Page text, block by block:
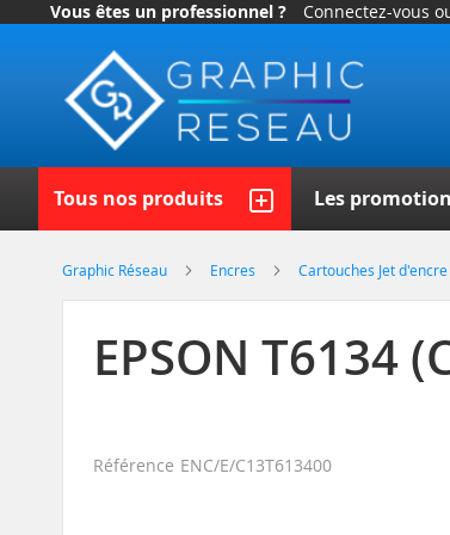
Vous êtes un professionnel ? Connectez-vous
Allez
contenu
Tous nos produits Les
Graphic Réseau Encres Cartouches Jet
EPSON T6134
Référence ENC/E/C13T613400